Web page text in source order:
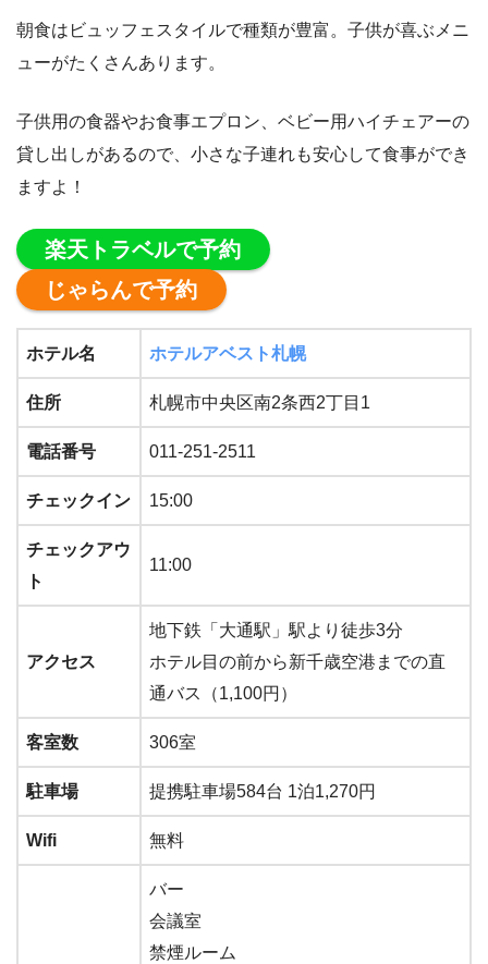
朝食はビュッフェスタイルで種類が豊富。子供が喜ぶメニ
ューがたくさんあります。
子供用の食器やお食事エプロン、ベビー用ハイチェアーの
貸し出しがあるので、小さな子連れも安心して食事ができ
ますよ！
楽天トラベルで予約
じゃらんで予約
ホテル名 ホテルアベスト札幌
住所 札幌市中央区南2条西2丁目1
電話番号 011-251-2511
チェックイン 15:00
チェックアウ
ト
11:00
アクセス
地下鉄「大通駅」駅より徒歩3分
ホテル目の前から新千歳空港までの直
通バス（1,100円）
客室数 306室
駐車場 提携駐車場584台 1泊1,270円
Wifi 無料
バー
会議室
禁煙ルーム